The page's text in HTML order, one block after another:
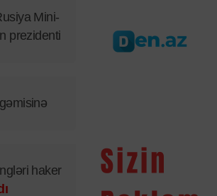
Mini-
prezidenti
haker